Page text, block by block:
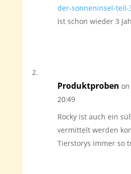
der-sonneninsel-teil-
Ist schon wieder 3
Produktproben on
20:49
Rocky ist auch ein
vermittelt werden
Tierstorys immer so